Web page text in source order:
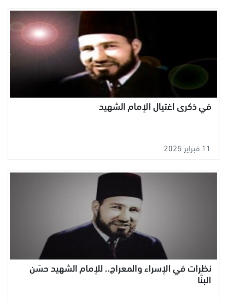
في ذكرى اغتيال الإمام الشهيد
11 فبراير 2025
نظرات في الإسراء والمعراج.. للإمام الشهيد حسَن
البنَّا